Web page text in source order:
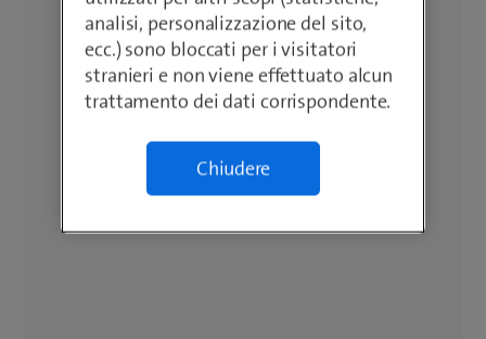
analisi, personalizzazione del sito,
ecc.) sono bloccati per i visitatori
stranieri e non viene effettuato alcun
trattamento dei dati corrispondente.
Chiudere